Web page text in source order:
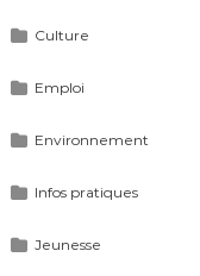
Culture
Emploi
Environnement
Infos pratiques
Jeunesse